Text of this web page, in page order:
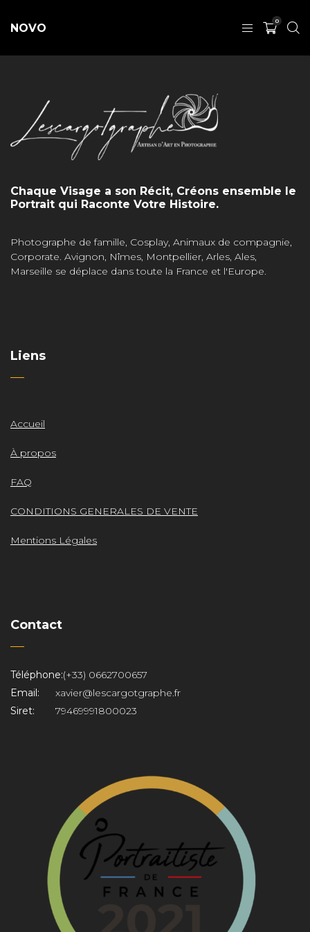
NOVO
0
Chaque Visage a son Récit, Créons ensemble le
Portrait qui Raconte Votre Histoire.
Photographe de famille, Cosplay, Animaux de compagnie,
Corporate. Avignon, Nîmes, Montpellier, Arles, Ales,
Marseille se déplace dans toute la France et l'Europe.
Liens
Accueil
À propos
FAQ
CONDITIONS GENERALES DE VENTE
Mentions Légales
Contact
Téléphone:(+33) 0662700657
Email:
xavier@lescargotgraphe.fr
Siret:
79469991800023